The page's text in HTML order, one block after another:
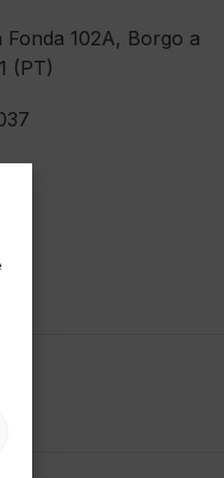
102A, Borgo a
(PT)